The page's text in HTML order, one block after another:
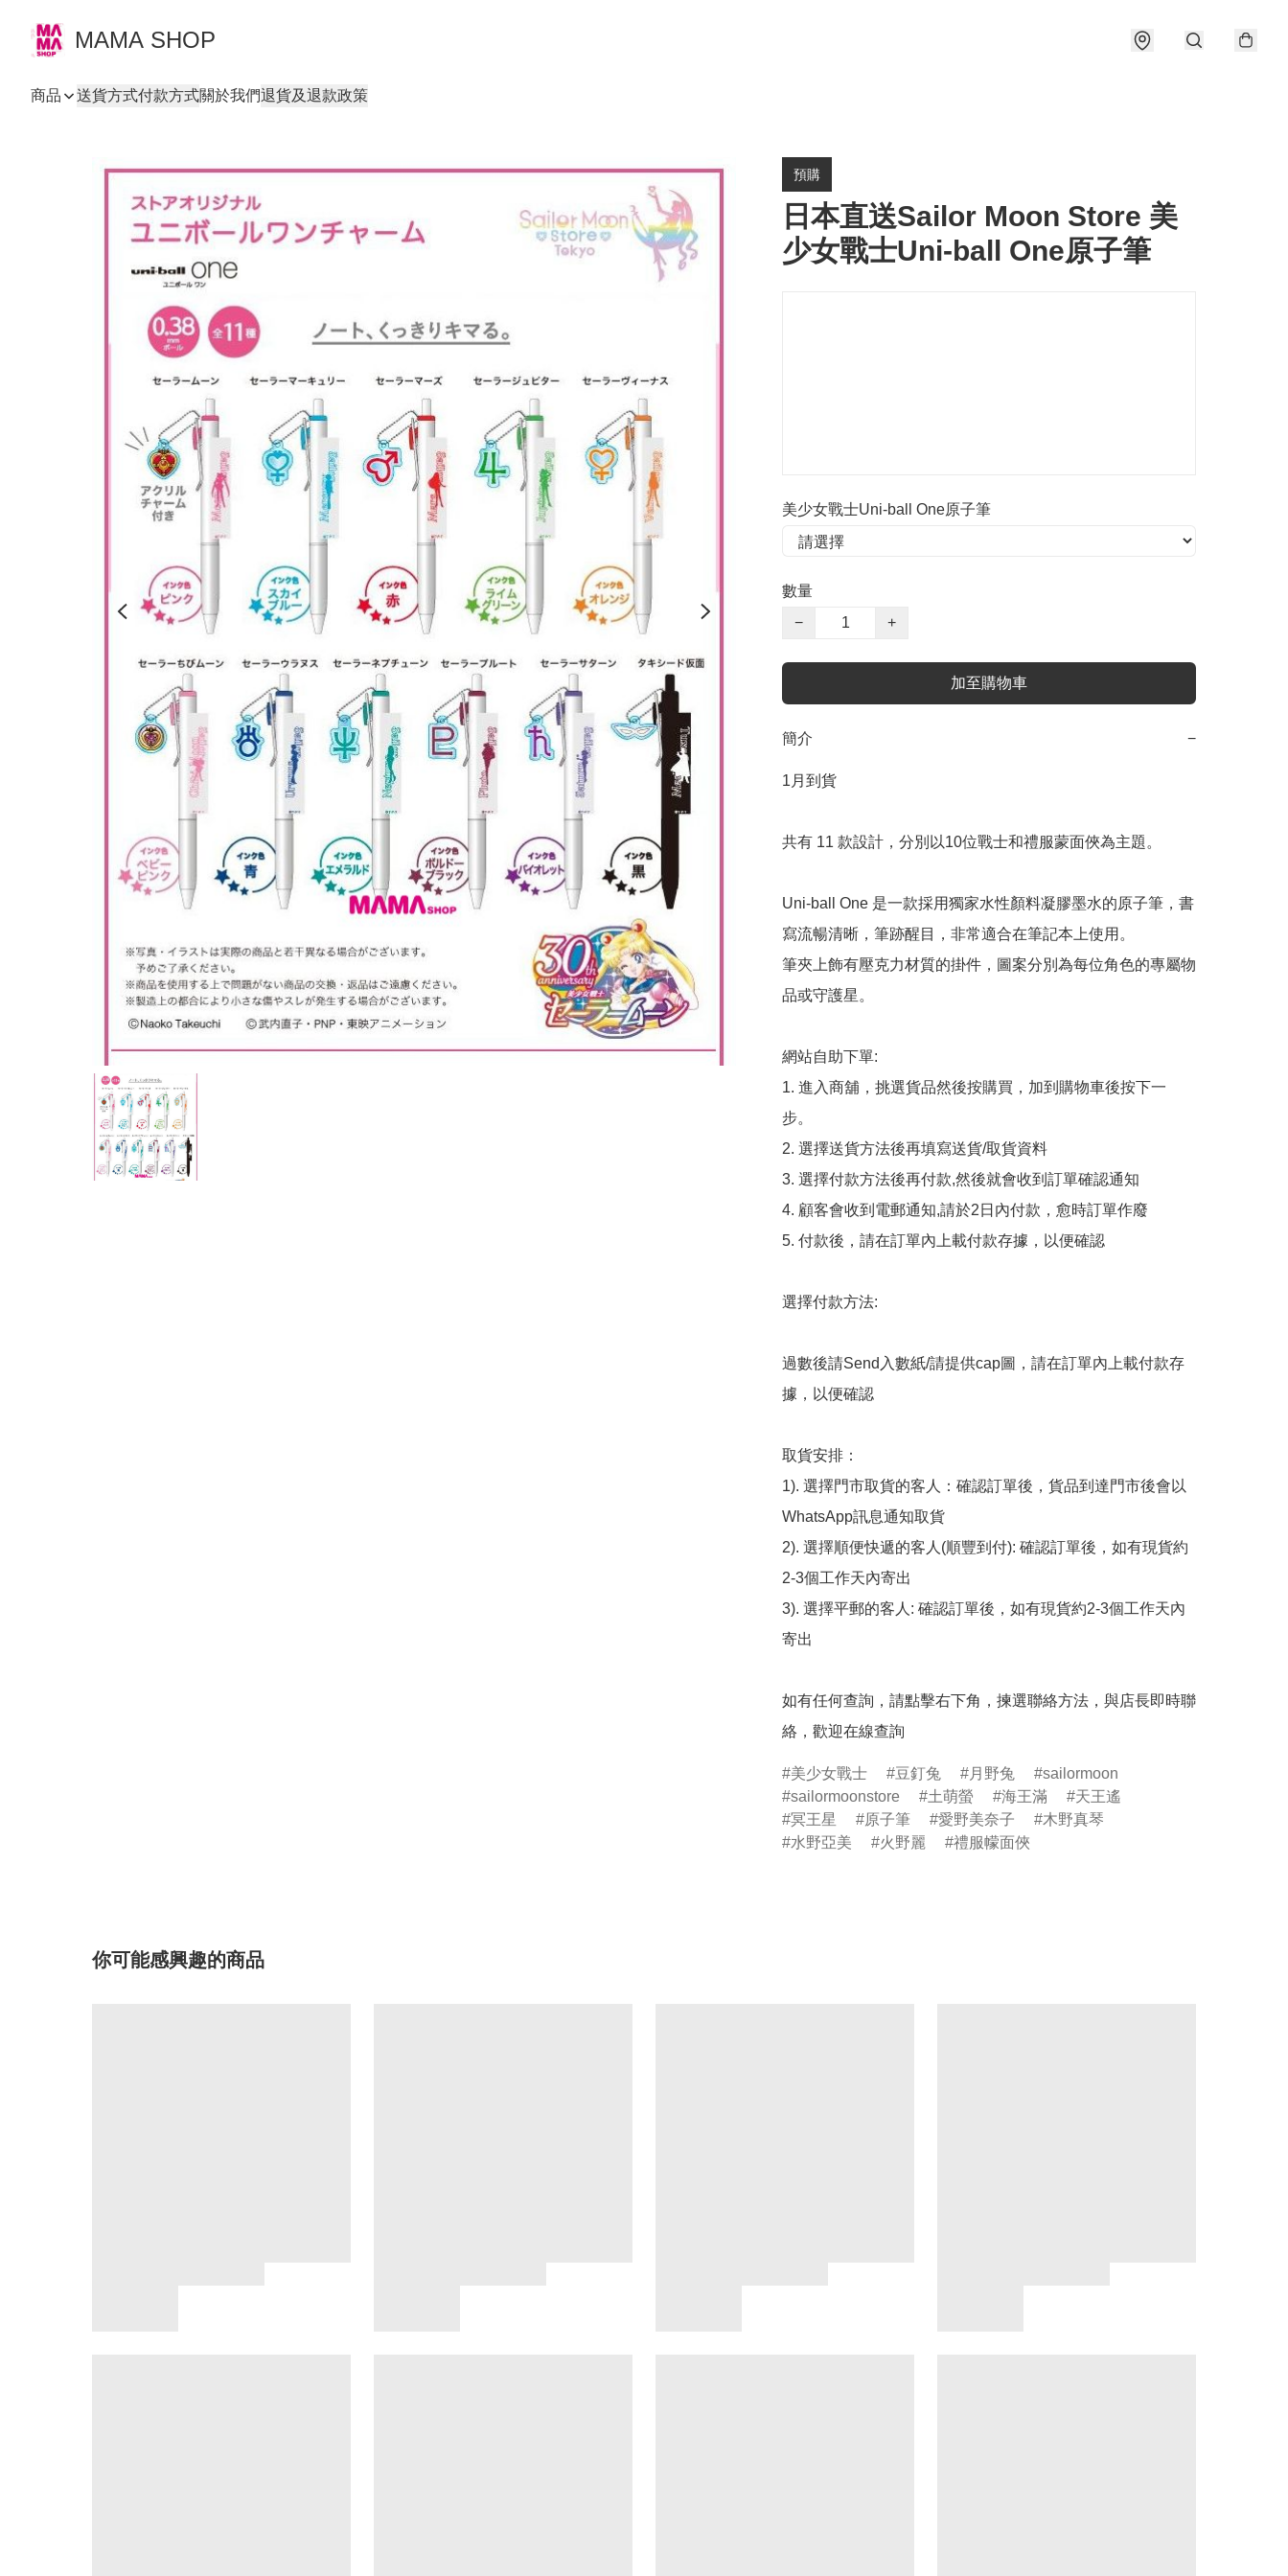
MAMA SHOP
商品 送貨方式付款方式關於我們退貨及退款政策
預購
日本直送Sailor Moon Store 美
少女戰士Uni-ball One原子筆
美少女戰士Uni-ball One原子筆
數量
−
+
加至購物車
簡介 −
1月到貨
共有 11 款設計，分別以10位戰士和禮服蒙面俠為主題。
Uni-ball One 是一款採用獨家水性顏料凝膠墨水的原子筆，書
寫流暢清晰，筆跡醒目，非常適合在筆記本上使用。
筆夾上飾有壓克力材質的掛件，圖案分別為每位角色的專屬物
品或守護星。
網站自助下單:
1. 進入商舖，挑選貨品然後按購買，加到購物車後按下一
步。
2. 選擇送貨方法後再填寫送貨/取貨資料
3. 選擇付款方法後再付款,然後就會收到訂單確認通知
4. 顧客會收到電郵通知,請於2日內付款，愈時訂單作廢
5. 付款後，請在訂單內上載付款存據，以便確認
選擇付款方法:
過數後請Send入數紙/請提供cap圖，請在訂單內上載付款存
據，以便確認
取貨安排：
1). 選擇門市取貨的客人：確認訂單後，貨品到達門市後會以
WhatsApp訊息通知取貨
2). 選擇順便快遞的客人(順豐到付): 確認訂單後，如有現貨約
2-3個工作天內寄出
3). 選擇平郵的客人: 確認訂單後，如有現貨約2-3個工作天內
寄出
如有任何查詢，請點擊右下角，揀選聯絡方法，與店長即時聯
絡，歡迎在線查詢
美少女戰士 豆釘兔 月野兔
sailormoon
sailormoonstore
土萌螢 海王滿
天王遙
冥王星
原子筆 愛野美奈子
木野真琴
水野亞美
火野麗 禮服幪面俠
你可能感興趣的商品